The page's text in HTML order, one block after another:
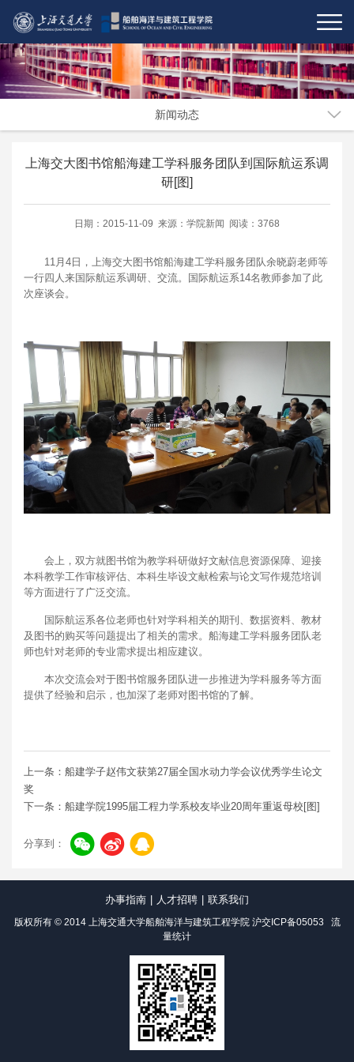
新闻动态
上海交大图书馆船海建工学科服务团队到国际航运系调
研[图]
日期：2015-11-09 来源：学院新闻 阅读：3768
11月4日，上海交大图书馆船海建工学科服务团队余晓蔚老师等
一行四人来国际航运系调研、交流。国际航运系14名教师参加了此
次座谈会。
会上，双方就图书馆为教学科研做好文献信息资源保障、迎接
本科教学工作审核评估、本科生毕设文献检索与论文写作规范培训
等方面进行了广泛交流。
国际航运系各位老师也针对学科相关的期刊、数据资料、教材
及图书的购买等问题提出了相关的需求。船海建工学科服务团队老
师也针对老师的专业需求提出相应建议。
本次交流会对于图书馆服务团队进一步推进为学科服务等方面
提供了经验和启示，也加深了老师对图书馆的了解。
上一条：船建学子赵伟文获第27届全国水动力学会议优秀学生论文
奖
下一条：船建学院1995届工程力学系校友毕业20周年重返母校[图]
分享到：
办事指南 人才招聘 联系我们
版权所有 © 2014 上海交通大学船舶海洋与建筑工程学院 沪交ICP备05053
流
量统计